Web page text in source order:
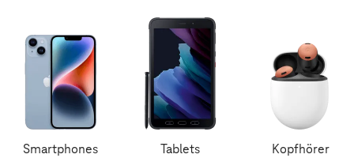
Smartphones Tablets Kopfhörer